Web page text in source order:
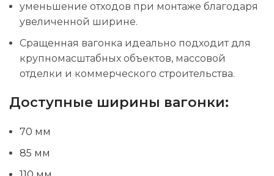
уменьшение отходов при монтаже благодаря
увеличенной ширине.
Сращенная вагонка идеально подходит для
крупномасштабных объектов, массовой
отделки и коммерческого строительства.
Доступные ширины вагонки:
70 мм
85 мм